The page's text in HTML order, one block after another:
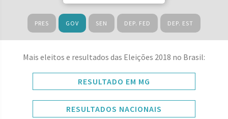
PRES GOV SEN DEP. FED DEP. EST
Mais eleitos e resultados das Eleições 2018 no Brasil:
RESULTADO EM MG
RESULTADOS NACIONAIS